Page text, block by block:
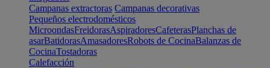
Campanas extractoras Campanas decorativas
Pequeños electrodomésticos
MicroondasFreidorasAspiradoresCafeterasPlanchas de
asarBatidorasAmasadoresRobots de CocinaBalanzas de
CocinaTostadoras
Calefacción